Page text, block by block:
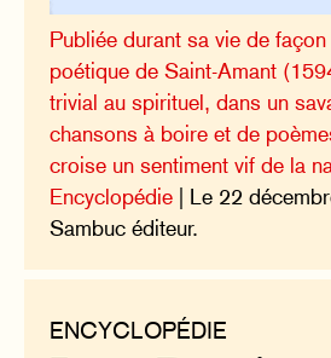
Publiée durant sa vie de
poétique de Saint-Amant
trivial au spirituel, dans un
chansons à boire et de
croise un sentiment vif de la
Encyclopédie | Le 22
Sambuc éditeur.
ENCYCLOPÉDIE